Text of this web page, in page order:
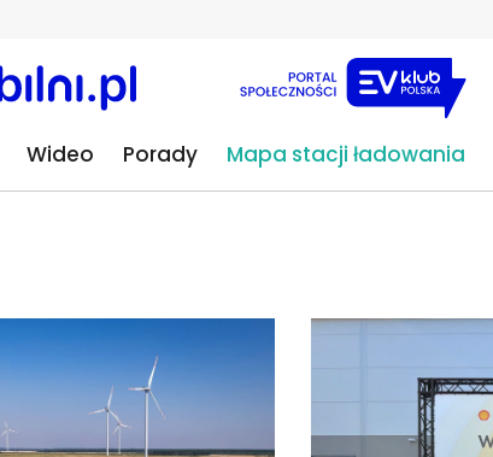
Wideo Porady Mapa stacji ładowania